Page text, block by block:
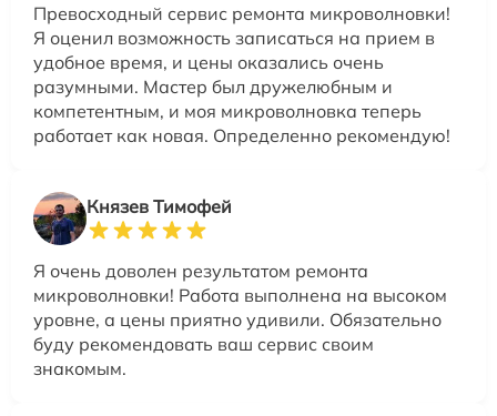
Превосходный сервис ремонта микроволновки!
Я оценил возможность записаться на прием в
удобное время, и цены оказались очень
разумными. Мастер был дружелюбным и
компетентным, и моя микроволновка теперь
работает как новая. Определенно рекомендую!
Князев Тимофей
Я очень доволен результатом ремонта
микроволновки! Работа выполнена на высоком
уровне, а цены приятно удивили. Обязательно
буду рекомендовать ваш сервис своим
знакомым.